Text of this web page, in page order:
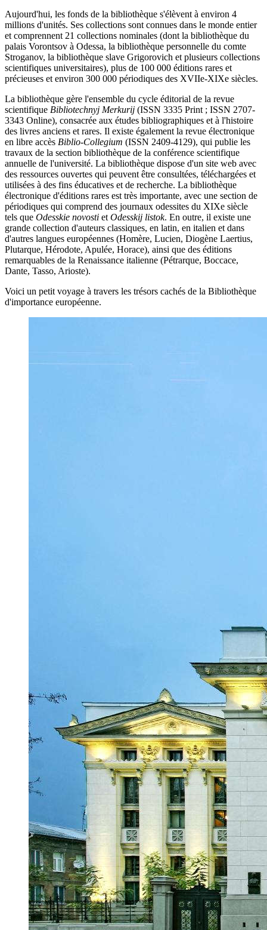
Aujourd'hui, les fonds de la bibliothèque s'élèvent à environ 4
millions d'unités. Ses collections sont connues dans le monde entier
et comprennent 21 collections nominales (dont la bibliothèque du
palais Vorontsov à Odessa, la bibliothèque personnelle du comte
Stroganov, la bibliothèque slave Grigorovich et plusieurs collections
scientifiques universitaires), plus de 100 000 éditions rares et
précieuses et environ 300 000 périodiques des XVIIe-XIXe siècles.
La bibliothèque gère l'ensemble du cycle éditorial de la revue
scientifique Bibliotechnyj Merkurij (ISSN 3335 Print ; ISSN 2707-
3343 Online), consacrée aux études bibliographiques et à l'histoire
des livres anciens et rares. Il existe également la revue électronique
en libre accès Biblio-Collegium (ISSN 2409-4129), qui publie les
travaux de la section bibliothèque de la conférence scientifique
annuelle de l'université. La bibliothèque dispose d'un site web avec
des ressources ouvertes qui peuvent être consultées, téléchargées et
utilisées à des fins éducatives et de recherche. La bibliothèque
électronique d'éditions rares est très importante, avec une section de
périodiques qui comprend des journaux odessites du XIXe siècle
tels que Odesskie novosti etOdesskij listok. En outre, il existe une
grande collection d'auteurs classiques, en latin, en italien et dans
d'autres langues européennes (Homère, Lucien, Diogène Laertius,
Plutarque, Hérodote, Apulée, Horace), ainsi que des éditions
remarquables de la Renaissance italienne (Pétrarque, Boccace,
Dante, Tasso, Arioste).
Voici un petit voyage à travers les trésors cachés de la Bibliothèque
d'importance européenne.